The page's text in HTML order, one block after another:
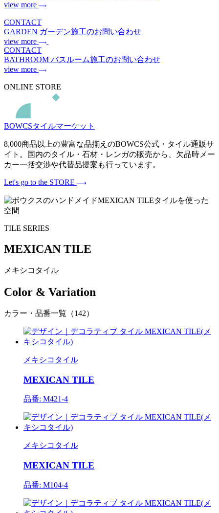
view more
CONTACT
GARDEN ガーデン施工のお問い合わせ
view more
CONTACT
BATHROOM バスルーム施工のお問い合わせ
view more
ONLINE STORE
BOWCSタイルマーケット
8,000商品以上の豊富な品揃えのBOWCS公式・タイル通販サ
イト。国内のタイル・石材・レンガの販売から、欠品時メー
カー一括交渉や代替品提案も行っています。
Let's go to the STORE
TILE SERIES
MEXICAN TILE
メキシコタイル
Color & Variation
カラー・品番一覧（142）
メキシコタイル
MEXICAN TILE
品番: M421-4
メキシコタイル
MEXICAN TILE
品番: M104-4